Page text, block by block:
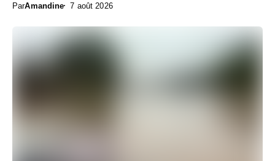
ParAmandine 7 août 2026